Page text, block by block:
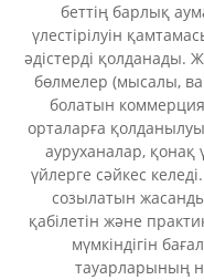
беттің барлық
үлестірілуін
әдістерді қолданады.
бөлмелер (мысалы,
болатын
орталарға
ауруханалар,
үйлерге сәйкес
созылатын жасанды
қабілетін және
мүмкіндігін
тауарларының